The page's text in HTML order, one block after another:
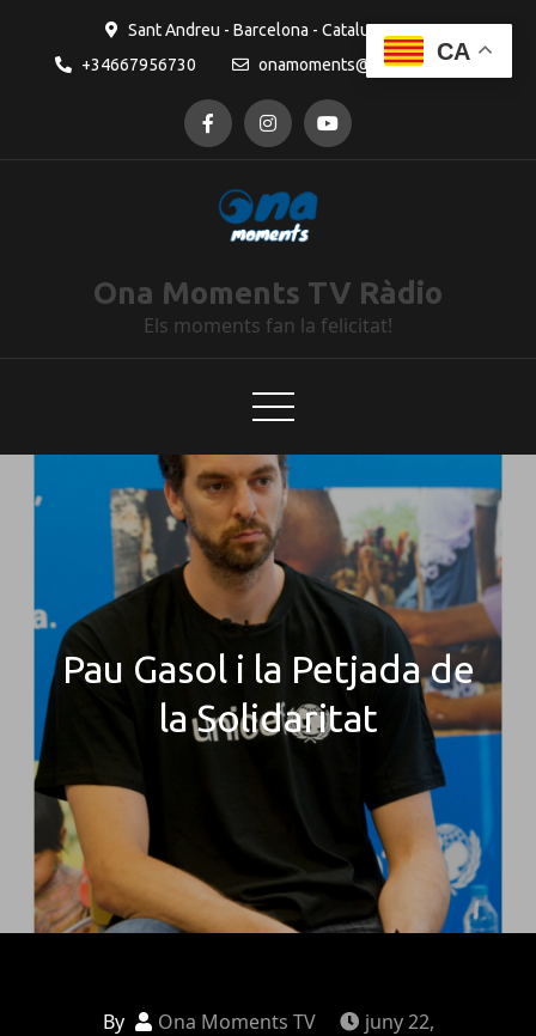
Sant Andreu - Barcelona - Catalunya
+34667956730
onamoments@gmail.com
Ona Moments TV Ràdio
Els moments fan la felicitat!
Pau Gasol i la Petjada de
la Solidaritat
By Ona Moments TV
juny 22,
CA